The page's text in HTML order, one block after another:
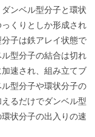
ンベル型分子と環状
くりとしか形成され
子は鉄アレイ状態で
型分子の結合は切れ
速され、組み立てブ
型分子や環状分子の
るだけでダンベル型
状分子の出入りの速